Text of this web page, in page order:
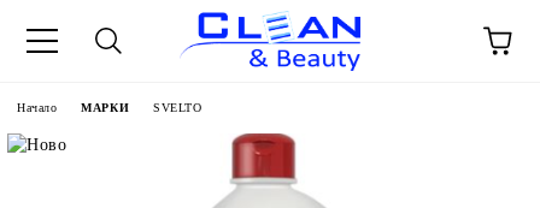
Начало МАРКИ SVELTO